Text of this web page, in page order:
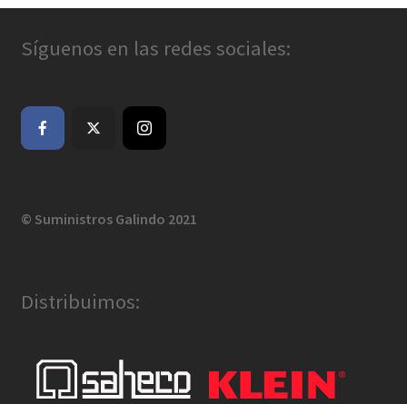
Síguenos en las redes sociales:
© Suministros Galindo 2021
Distribuimos: